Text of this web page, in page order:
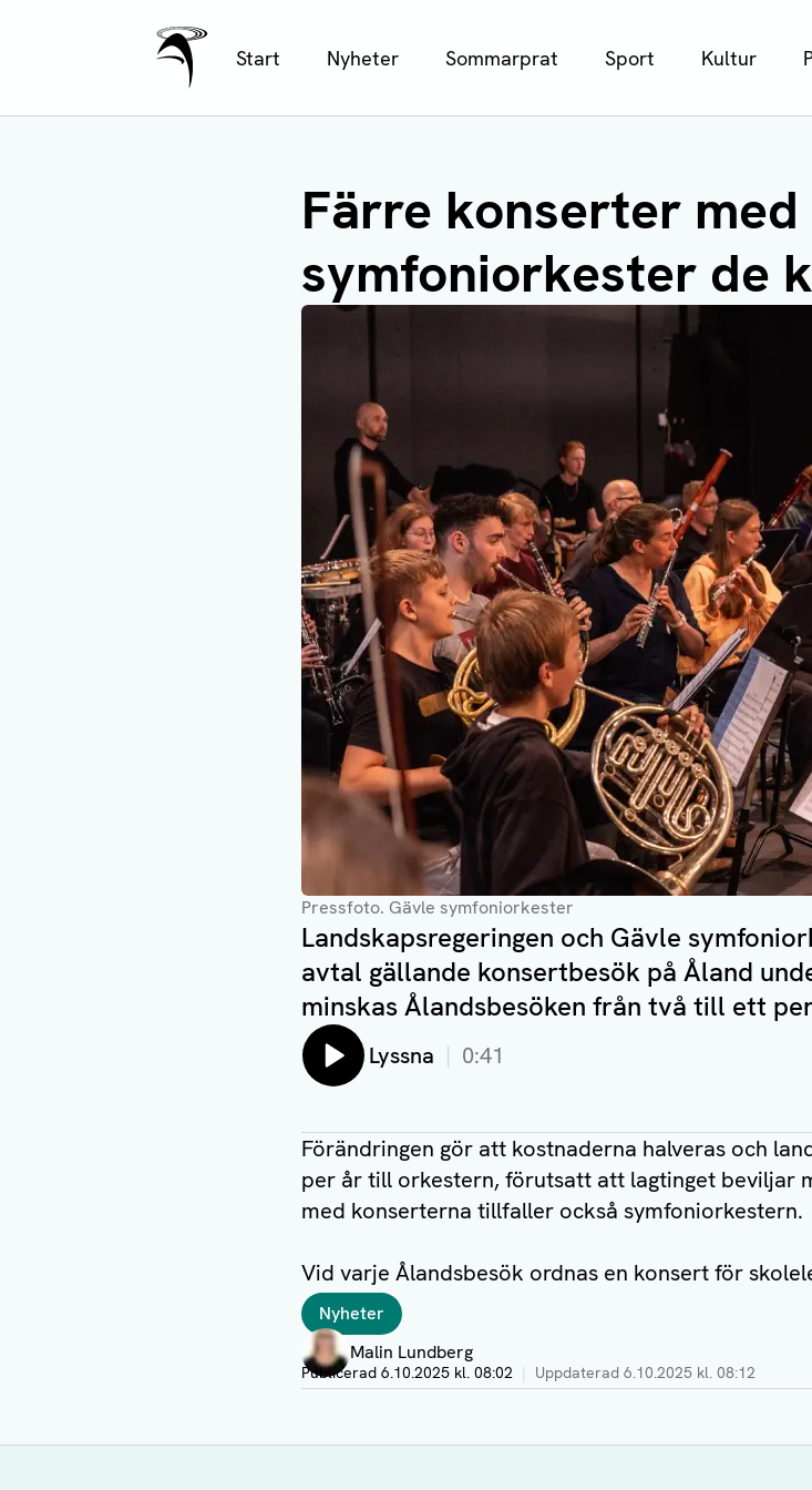
Ålands Radio & TV
Start Nyheter Sommarprat Sport Kultur
Färre konserter med
symfoniorkester de
Pressfoto. Gävle symfoniorkester
Landskapsregeringen och Gävle
avtal gällande konsertbesök på Åland
minskas Ålandsbesöken från två till ett
Lyssna 0:41
Förändringen gör att kostnaderna halveras och
per år till orkestern, förutsatt att lagtinget beviljar
med konserterna tillfaller också symfoniorkestern.
Vid varje Ålandsbesök ordnas en konsert för
TaggarNyheter
Författare
Malin Lundberg
Visa profil
Publicerad 6.10.2025 kl. 08:02 Uppdaterad 6.10.2025 kl. 08:12